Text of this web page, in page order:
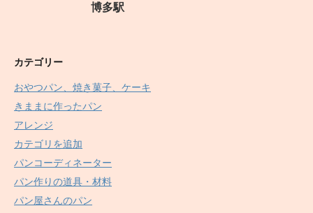
博多駅
カテゴリー
おやつパン、焼き菓子、ケーキ
きままに作ったパン
アレンジ
カテゴリを追加
パンコーディネーター
パン作りの道具・材料
パン屋さんのパン